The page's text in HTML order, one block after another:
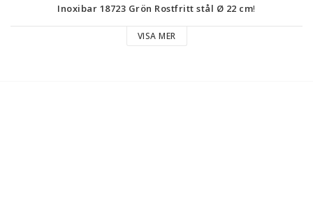
Inoxibar 18723 Grön Rostfritt stål Ø 22 cm!
Färg: Grön
VISA MER